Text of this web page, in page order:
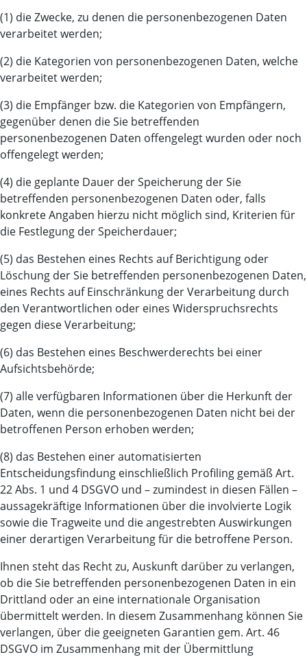
(1) die Zwecke, zu denen die personenbezogenen Daten
verarbeitet werden;
(2) die Kategorien von personenbezogenen Daten, welche
verarbeitet werden;
(3) die Empfänger bzw. die Kategorien von Empfängern,
gegenüber denen die Sie betreffenden
personenbezogenen Daten offengelegt wurden oder noch
offengelegt werden;
(4) die geplante Dauer der Speicherung der Sie
betreffenden personenbezogenen Daten oder, falls
konkrete Angaben hierzu nicht möglich sind, Kriterien für
die Festlegung der Speicherdauer;
(5) das Bestehen eines Rechts auf Berichtigung oder
Löschung der Sie betreffenden personenbezogenen Daten,
eines Rechts auf Einschränkung der Verarbeitung durch
den Verantwortlichen oder eines Widerspruchsrechts
gegen diese Verarbeitung;
(6) das Bestehen eines Beschwerderechts bei einer
Aufsichtsbehörde;
(7) alle verfügbaren Informationen über die Herkunft der
Daten, wenn die personenbezogenen Daten nicht bei der
betroffenen Person erhoben werden;
(8) das Bestehen einer automatisierten
Entscheidungsfindung einschließlich Profiling gemäß Art.
22 Abs. 1 und 4 DSGVO und – zumindest in diesen Fällen –
aussagekräftige Informationen über die involvierte Logik
sowie die Tragweite und die angestrebten Auswirkungen
einer derartigen Verarbeitung für die betroffene Person.
Ihnen steht das Recht zu, Auskunft darüber zu verlangen,
ob die Sie betreffenden personenbezogenen Daten in ein
Drittland oder an eine internationale Organisation
übermittelt werden. In diesem Zusammenhang können Sie
verlangen, über die geeigneten Garantien gem. Art. 46
DSGVO im Zusammenhang mit der Übermittlung